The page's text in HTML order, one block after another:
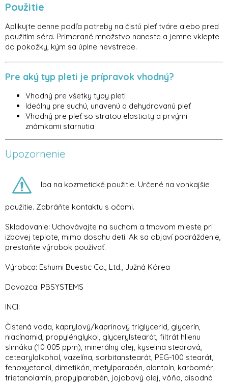
Použitie
Aplikujte denne podľa potreby na čistú pleť tváre alebo pred
použitím séra. Primerané množstvo naneste a jemne vklepte
do pokožky, kým sa úplne nevstrebe.
Pre aký typ pleti je prípravok vhodný?
Vhodný pre všetky typy pleti
Ideálny pre suchú, unavenú a dehydrovanú pleť
Vhodný pre pleť so stratou elasticity a prvými
známkami starnutia
Upozornenie
Iba na kozmetické použitie. Určené na vonkajšie
použitie. Zabráňte kontaktu s očami.
Skladovanie: Uchovávajte na suchom a tmavom mieste pri
izbovej teplote, mimo dosahu detí. Ak sa objaví podráždenie,
prestaňte výrobok používať.
Výrobca: Eshumi Buestic Co., Ltd., Južná Kórea
Dovozca: PBSYSTEMS
INCI:
Čistená voda, kaprylový/kaprinový triglycerid, glycerín,
niacínamid, propylénglykol, glycerylstearát, filtrát hlienu
slimáka (10 005 ppm), minerálny olej, kyselina stearová,
cetearylalkohol, vazelína, sorbitanstearát, PEG-100 stearát,
fenoxyetanol, dimetikón, metylparabén, alantoín, karbomér,
trietanolamín, propylparabén, jojobový olej, vôňa, disodná